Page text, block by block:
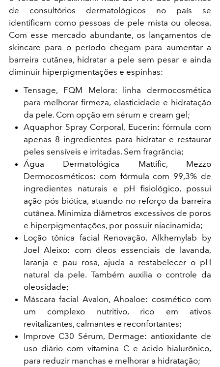
de consultórios dermatológicos no país se
identificam como pessoas de pele mista ou oleosa.
Com esse mercado abundante, os lançamentos de
skincare para o período chegam para aumentar a
barreira cutânea, hidratar a pele sem pesar e ainda
diminuir hiperpigmentações e espinhas:
Tensage, FQM Melora: linha dermocosmética
para melhorar firmeza, elasticidade e hidratação
da pele. Com opção em sérum e cream gel;
Aquaphor Spray Corporal, Eucerin: fórmula com
apenas 8 ingredientes para hidratar e restaurar
peles sensíveis e irritadas. Sem fragrância;
Água Dermatológica Mattific, Mezzo
Dermocosméticos: com fórmula com 99,3% de
ingredientes naturais e pH fisiológico, possui
ação pós biótica, atuando no reforço da barreira
cutânea. Minimiza diâmetros excessivos de poros
e hiperpigmentações, por possuir niacinamida;
Loção tônica facial Renovação, Alkhemylab by
Joel Aleixo: com óleos essenciais de lavanda,
laranja e pau rosa, ajuda a restabelecer o pH
natural da pele. Também auxilia o controle da
oleosidade;
Máscara facial Avalon, Ahoaloe: cosmético com
um complexo nutritivo, rico em ativos
revitalizantes, calmantes e reconfortantes;
Improve C30 Sérum, Dermage: antioxidante de
uso diário com vitamina C e ácido hialurônico,
para reduzir manchas e melhorar a hidratação;